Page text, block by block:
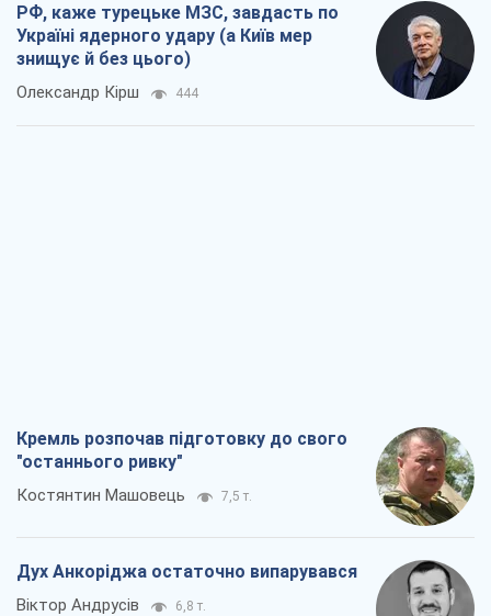
РФ, каже турецьке МЗС, завдасть по
Україні ядерного удару (а Київ мер
знищує й без цього)
Олександр Кірш 444
Кремль розпочав підготовку до свого
"останнього ривку"
Костянтин Машовець 7,5 т.
Дух Анкоріджа остаточно випарувався
Віктор Андрусів 6,8 т.